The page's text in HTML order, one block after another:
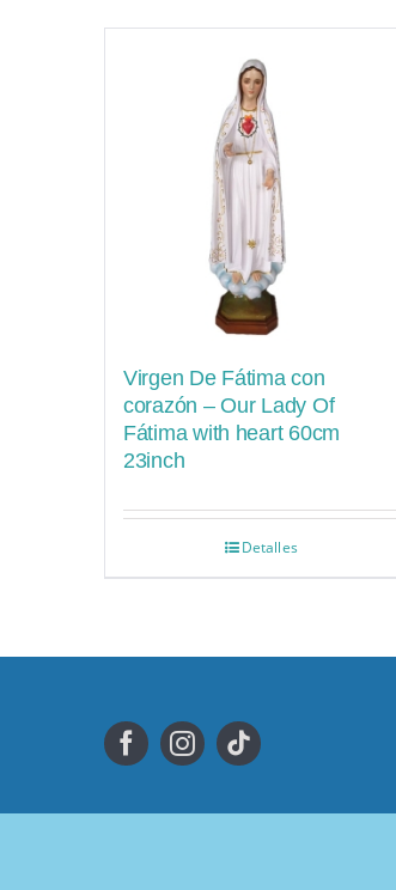
Virgen De Fátima con
corazón – Our Lady Of
Fátima with heart 60cm
23inch
Detalles